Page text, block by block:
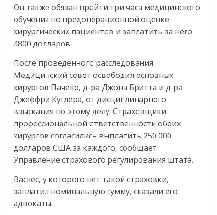
Он также обязан пройти три часа медицинского
обучения по предоперационной оценке
хирургических пациентов и заплатить за него
4800 долларов.
После проведенного расследования
Медицинский совет освободил основных
хирургов Пачеко, д-ра Джона Бритта и д-ра
Джеффри Куглера, от дисциплинарного
взыскания по этому делу. Страховщики
профессиональной ответственности обоих
хирургов согласились выплатить 250 000
долларов США за каждого, сообщает
Управление страхового регулирования штата.
Васкес, у которого нет такой страховки,
заплатил номинальную сумму, сказали его
адвокаты.